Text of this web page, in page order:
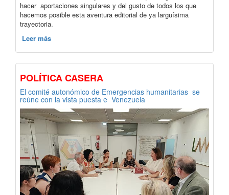
hacer aportaciones singulares y del gusto de todos los que
hacemos posible esta aventura editorial de ya larguísima
trayectoria.
Leer más
POLÍTICA CASERA
El comité autonómico de Emergencias humanitarias se
reúne con la vista puesta e Venezuela